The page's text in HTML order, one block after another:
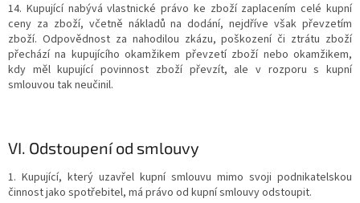
14. Kupující nabývá vlastnické právo ke zboží zaplacením celé kupní
ceny za zboží, včetně nákladů na dodání, nejdříve však převzetím
zboží. Odpovědnost za nahodilou zkázu, poškození či ztrátu zboží
přechází na kupujícího okamžikem převzetí zboží nebo okamžikem,
kdy měl kupující povinnost zboží převzít, ale v rozporu s kupní
smlouvou tak neučinil.
VI. Odstoupení od smlouvy
1. Kupující, který uzavřel kupní smlouvu mimo svoji podnikatelskou
činnost jako spotřebitel, má právo od kupní smlouvy odstoupit.